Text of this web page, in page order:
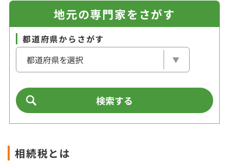
地元の専門家をさがす
都道府県からさがす
検索する
相続税とは